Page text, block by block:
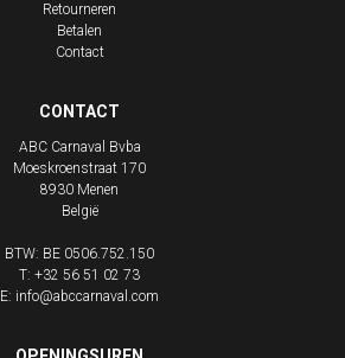
Retourneren
Betalen
Contact
CONTACT
ABC Carnaval Bvba
Moeskroenstraat 170
8930 Menen
België
BTW: BE 0506.752.150
T: +32 56 51 02 73
E: info@abccarnaval.com